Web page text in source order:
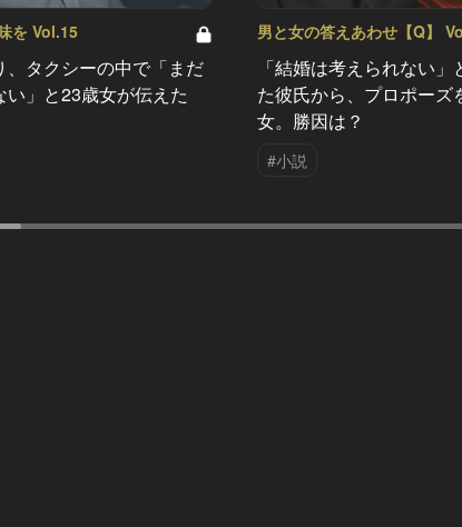
を Vol.15
、タクシーの中で「まだ
い」と23歳女が伝えた
男と女の答えあわせ【Q】
「結婚は考えられない」
た彼氏から、プロポーズ
女。勝因は？
#小説